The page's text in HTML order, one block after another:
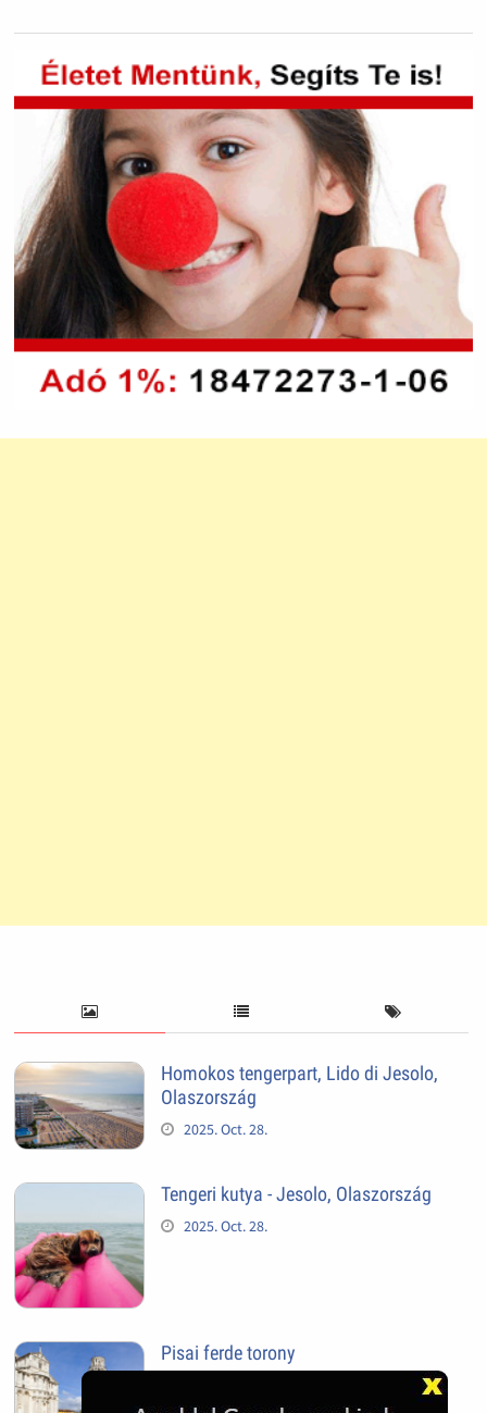
Homokos tengerpart, Lido di Jesolo,
Olaszország
2025. Oct. 28.
Tengeri kutya - Jesolo, Olaszország
2025. Oct. 28.
Pisai ferde torony